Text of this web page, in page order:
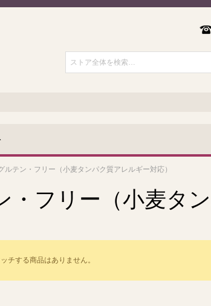
ルテン・フリー（小麦タンパク質アレルギー対応）
・フリー（小麦タ
チする商品はありません。